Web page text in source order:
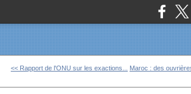
<< Rapport de l'ONU sur les exactions... Maroc : des